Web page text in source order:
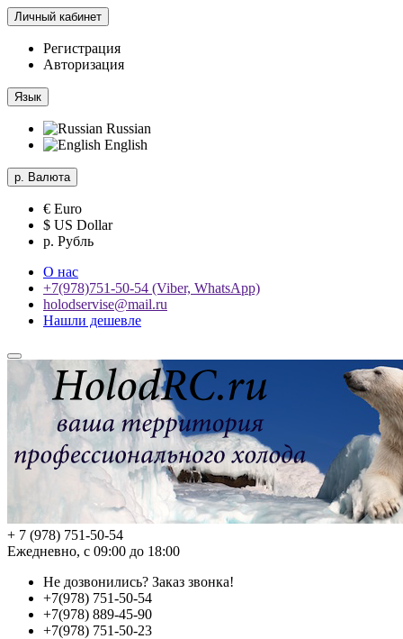
Личный кабинет
Регистрация
Авторизация
Язык
Russian
English
р. Валюта
€ Euro
$ US Dollar
р. Рубль
О нас
+7(978)751-50-54 (Viber, WhatsApp)
holodservise@mail.ru
Нашли дешевле
+ 7 (978) 751-50-54
Ежедневно, с 09:00 до 18:00
Не дозвонились? Заказ звонка!
+7(978) 751-50-54
+7(978) 889-45-90
+7(978) 751-50-23